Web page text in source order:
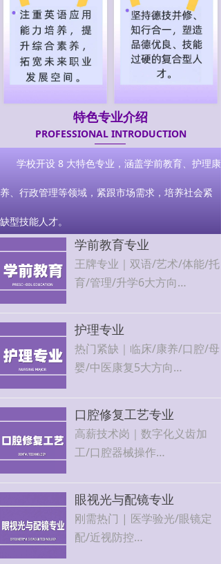
学校开设 8 大特色专业，涵盖学前教育、护理康
养、行政管理等领域，紧跟市场需求，培养社会紧
缺型技能人才。
学前教育专业
王牌专业｜双语/艺术/体能/托
育/管理/升学6大方向
教师资格证
护理专业
热门紧缺｜临床/康养/口腔/母
婴/中医康复5大方向
定、薪资优厚
口腔修复工艺专业
高薪技术岗｜数字化义齿加
工/口腔器械操作
眼视光与配镜专业
刚需热门 | 医学验光/眼镜定
配/近视防控
特色专业介绍
PROFESSIONAL INTRODUCTION